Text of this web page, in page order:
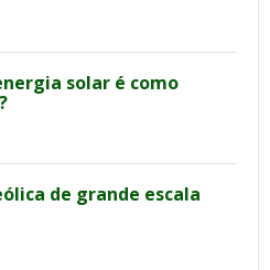
solar é como
de grande escala